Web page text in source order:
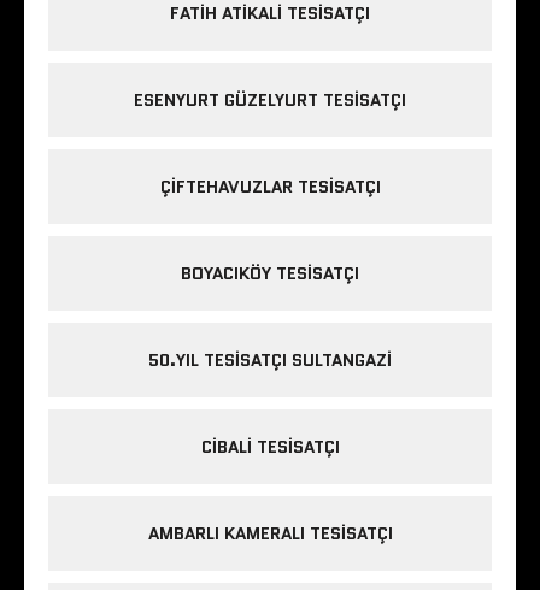
FATIH ATIKALI TESISATÇI
ESENYURT GÜZELYURT TESISATÇI
ÇIFTEHAVUZLAR TESISATÇI
BOYACIKÖY TESISATÇI
50.YIL TESISATÇI SULTANGAZI
CIBALI TESISATÇI
AMBARLI KAMERALI TESISATÇI